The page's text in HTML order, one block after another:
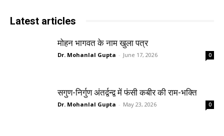
Latest articles
मोहन भागवत के नाम खुला पत्र
Dr. Mohanlal Gupta - June 17, 2026 0
सगुण-निर्गुण अंतर्द्वन्द्व में फंसी कबीर की राम-भक्ति
Dr. Mohanlal Gupta - May 23, 2026 0